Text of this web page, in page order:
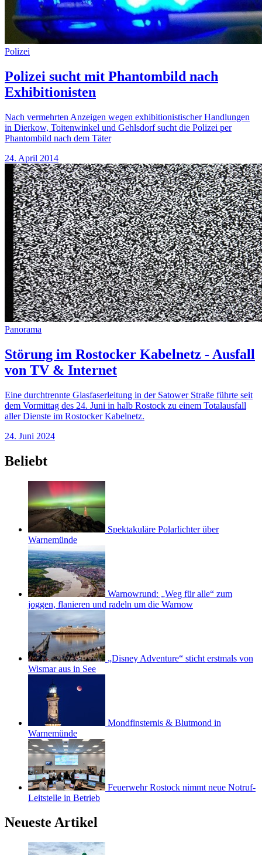
Polizei
Polizei sucht mit Phantombild nach
Exhibitionisten
Nach vermehrten Anzeigen wegen exhibitionistischer Handlungen
in Dierkow, Toitenwinkel und Gehlsdorf sucht die Polizei per
Phantombild nach dem Täter
24. April 2014
Panorama
Störung im Rostocker Kabelnetz - Ausfall
von TV & Internet
Eine durchtrennte Glasfaserleitung in der Satower Straße führte seit
dem Vormittag des 24. Juni in halb Rostock zu einem Totalausfall
aller Dienste im Rostocker Kabelnetz.
24. Juni 2024
Beliebt
Spektakuläre Polarlichter über
Warnemünde
Warnowrund: „Weg für alle“ zum
joggen, flanieren und radeln um die Warnow
„Disney Adventure“ sticht erstmals von
Wismar aus in See
Mondfinsternis & Blutmond in
Warnemünde
Feuerwehr Rostock nimmt neue Notruf-
Leitstelle in Betrieb
Neueste Artikel